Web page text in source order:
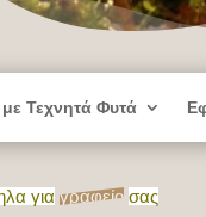
Τεχνητά Φυτά
για γραφείο σας